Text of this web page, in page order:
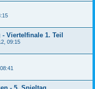
Viertelfinale 1. Teil
09:15
- 5. Spieltag